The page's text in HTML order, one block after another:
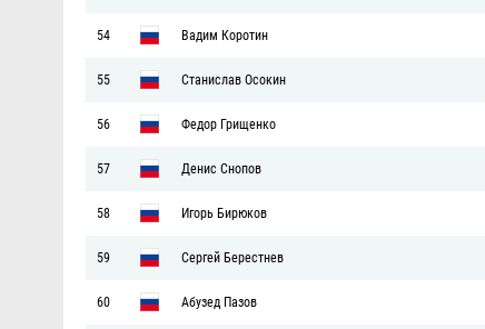
54 Вадим Коротин
55 Станислав Осокин
56 Федор Грищенко
57 Денис Снопов
58 Игорь Бирюков
59 Сергей Берестнев
60 Абузед Пазов